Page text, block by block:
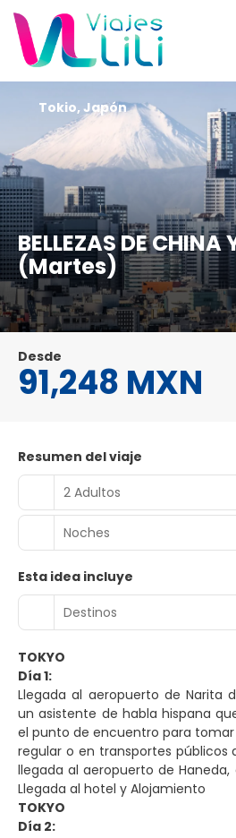
BELLEZAS DE CHINA
(Martes)
Tokio, Japón
Desde
91,248 MXN
Resumen del viaje
2 Adultos
Noches
Esta idea incluye
Destinos
TOKYO
Día 1:
Llegada al aeropuerto de Narita
un asistente de habla hispana
el punto de encuentro para
regular o en transportes públicos
llegada al aeropuerto de
Llegada al hotel y Alojamiento
TOKYO
Día 2: